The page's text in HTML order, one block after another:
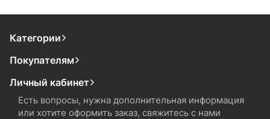
Категории
Покупателям
Личный кабинет
Есть вопросы, нужна дополнительная информация
или хотите оформить заказ, свяжитесь с нами